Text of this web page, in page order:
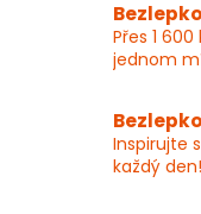
Přes 1
jednom
Inspirujte
každý den!